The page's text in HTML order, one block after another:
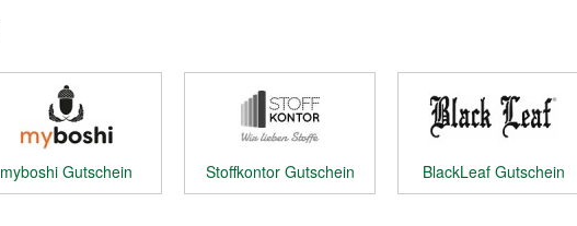
myboshi Gutschein Stoffkontor Gutschein BlackLeaf Gutschein